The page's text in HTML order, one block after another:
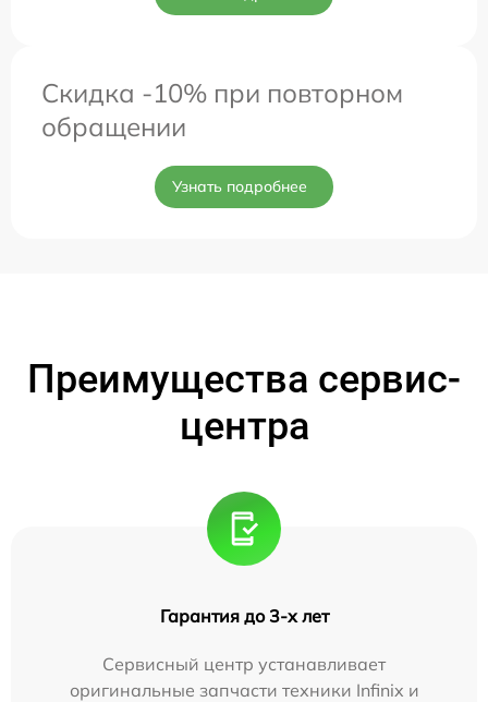
Скидка -10% при повторном
обращении
Узнать подробнее
Преимущества сервис-
центра
Гарантия до 3-х лет
Сервисный центр устанавливает
оригинальные запчасти техники Infinix и